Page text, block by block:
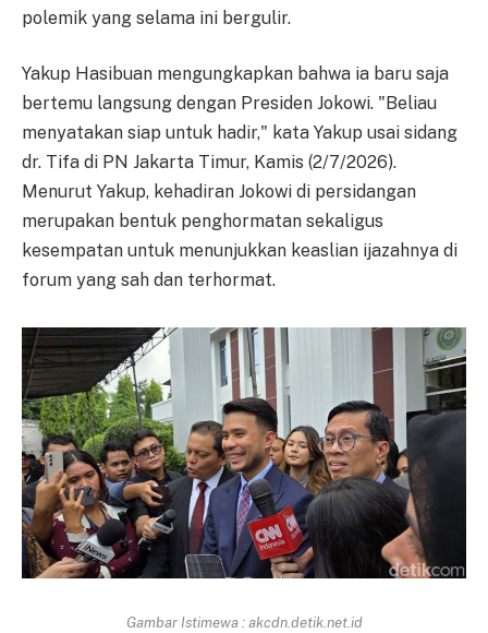
polemik yang selama ini bergulir.
Yakup Hasibuan mengungkapkan bahwa ia baru saja
bertemu langsung dengan Presiden Jokowi. "Beliau
menyatakan siap untuk hadir," kata Yakup usai sidang
dr. Tifa di PN Jakarta Timur, Kamis (2/7/2026).
Menurut Yakup, kehadiran Jokowi di persidangan
merupakan bentuk penghormatan sekaligus
kesempatan untuk menunjukkan keaslian ijazahnya di
forum yang sah dan terhormat.
Gambar Istimewa : akcdn.detik.net.id